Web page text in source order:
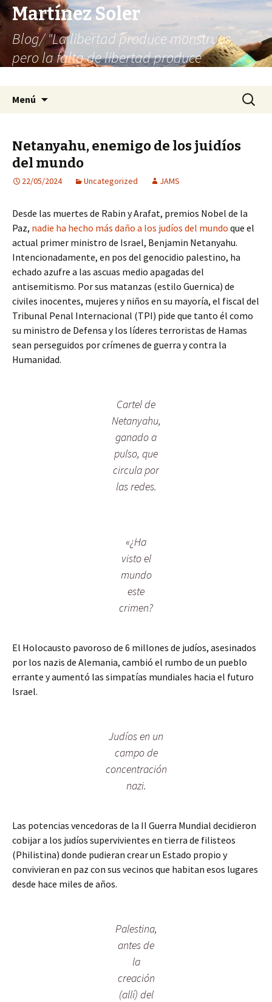
Martínez Soler
Blog/ "La libertad produce monstruos,
pero la falta de libertad produce
Menú Buscar:
Netanyahu, enemigo de los juidíos
del mundo
22/05/2024 Uncategorized JAMS
Desde las muertes de Rabin y Arafat, premios Nobel de la
Paz, nadie ha hecho más daño a los judíos del mundo que el
actual primer ministro de Israel, Benjamin Netanyahu.
Intencionadamente, en pos del genocidio palestino, ha
echado azufre a las ascuas medio apagadas del
antisemitismo. Por sus matanzas (estilo Guernica) de
civiles inocentes, mujeres y niños en su mayoría, el fiscal del
Tribunal Penal Internacional (TPI) pide que tanto él como
su ministro de Defensa y los líderes terroristas de Hamas
sean perseguidos por crímenes de guerra y contra la
Humanidad.
Cartel de
Netanyahu,
ganado a
pulso, que
circula por
las redes.
«¿Ha
visto el
mundo
este
crimen?
El Holocausto pavoroso de 6 millones de judíos, asesinados
por los nazis de Alemania, cambió el rumbo de un pueblo
errante y aumentó las simpatías mundiales hacia el futuro
Israel.
Judíos en un
campo de
concentración
nazi.
Las potencias vencedoras de la II Guerra Mundial decidieron
cobijar a los judíos supervivientes en tierra de filisteos
(Philistina) donde pudieran crear un Estado propio y
convivieran en paz con sus vecinos que habitan esos lugares
desde hace miles de años.
Palestina,
antes de
la
creación
(allí) del